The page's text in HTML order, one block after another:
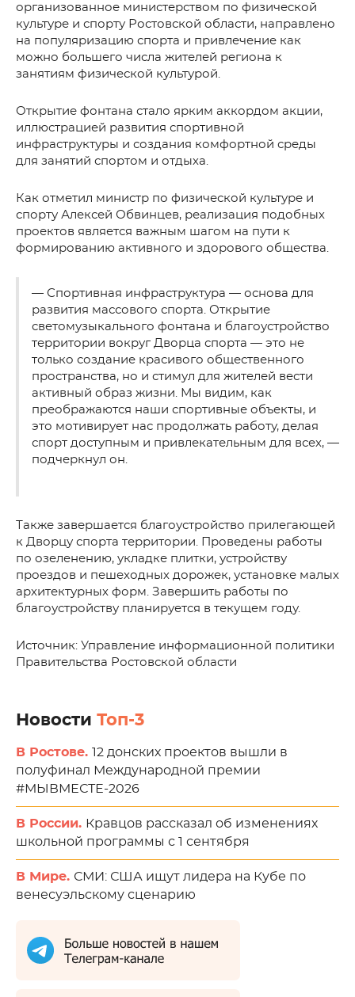
организованное министерством по физической
культуре и спорту Ростовской области, направлено
на популяризацию спорта и привлечение как
можно большего числа жителей региона к
занятиям физической культурой.
Открытие фонтана стало ярким аккордом акции,
иллюстрацией развития спортивной
инфраструктуры и создания комфортной среды
для занятий спортом и отдыха.
Как отметил министр по физической культуре и
спорту Алексей Обвинцев, реализация подобных
проектов является важным шагом на пути к
формированию активного и здорового общества.
— Спортивная инфраструктура — основа для
развития массового спорта. Открытие
светомузыкального фонтана и благоустройство
территории вокруг Дворца спорта — это не
только создание красивого общественного
пространства, но и стимул для жителей вести
активный образ жизни. Мы видим, как
преображаются наши спортивные объекты, и
это мотивирует нас продолжать работу, делая
спорт доступным и привлекательным для всех, —
подчеркнул он.
Также завершается благоустройство прилегающей
к Дворцу спорта территории. Проведены работы
по озеленению, укладке плитки, устройству
проездов и пешеходных дорожек, установке малых
архитектурных форм. Завершить работы по
благоустройству планируется в текущем году.
Источник: Управление информационной политики
Правительства Ростовской области
Новости Топ-3
В Ростове. 12 донских проектов вышли в
полуфинал Международной премии
#МЫВМЕСТЕ-2026
В России. Кравцов рассказал об изменениях
школьной программы с 1 сентября
В Мире. СМИ: США ищут лидера на Кубе по
венесуэльскому сценарию